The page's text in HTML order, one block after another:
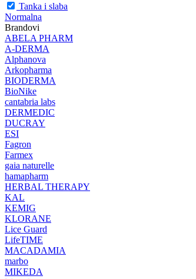
Tanka i slaba
Normalna
Brandovi
ABELA PHARM
A-DERMA
Alphanova
Arkopharma
BIODERMA
BioNike
cantabria labs
DERMEDIC
DUCRAY
ESI
Fagron
Farmex
gaia naturelle
hamapharm
HERBAL THERAPY
KAL
KEMIG
KLORANE
Lice Guard
LifeTIME
MACADAMIA
marbo
MIKEDA